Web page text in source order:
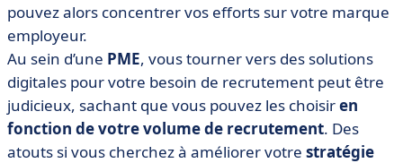
pouvez alors concentrer vos efforts sur votre marque
employeur.
Au sein d’une PME, vous tourner vers des solutions
digitales pour votre besoin de recrutement peut être
judicieux, sachant que vous pouvez les choisiren
fonction de votre volume de recrutement. Des
atouts si vous cherchez à améliorer votre stratégie